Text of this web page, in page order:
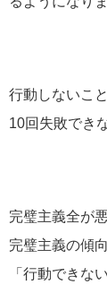
行動しないこ
10回失敗でき
完璧主義全が
完璧主義の傾
「行動できな